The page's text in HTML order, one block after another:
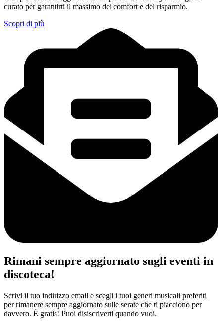
curato per garantirti il massimo del comfort e del risparmio.
Scopri di più
Rimani sempre aggiornato sugli eventi in
discoteca!
Scrivi il tuo indirizzo email e scegli i tuoi generi musicali preferiti
per rimanere sempre aggiornato sulle serate che ti piacciono per
davvero. È gratis! Puoi disiscriverti quando vuoi.